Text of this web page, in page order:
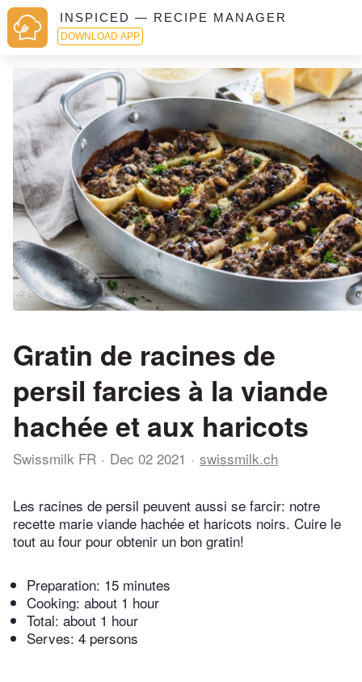
INSPICED — RECIPE MANAGER
DOWNLOAD APP
Gratin de racines de
persil farcies à la viande
hachée et aux haricots
Swissmilk FR Dec 02 2021 swissmilk.ch
Les racines de persil peuvent aussi se farcir: notre
recette marie viande hachée et haricots noirs. Cuire le
tout au four pour obtenir un bon gratin!
Preparation: 15 minutes
Cooking: about 1 hour
Total: about 1 hour
Serves: 4 persons